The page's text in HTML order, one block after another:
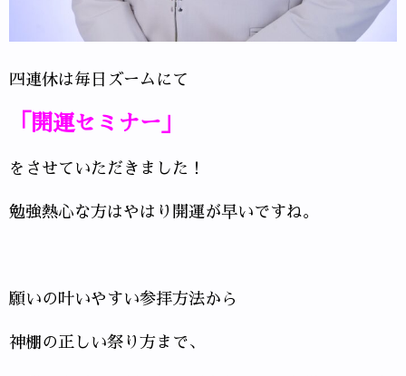
四連休は毎日ズームにて
「開運セミナー」
をさせていただきました！
勉強熱心な方はやはり開運が早いですね。
願いの叶いやすい参拝方法から
神棚の正しい祭り方まで、